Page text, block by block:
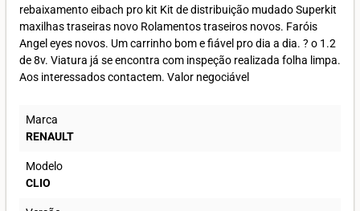
rebaixamento eibach pro kit Kit de distribuição mudado Superkit
maxilhas traseiras novo Rolamentos traseiros novos. Faróis
Angel eyes novos. Um carrinho bom e fiável pro dia a dia. ? o 1.2
de 8v. Viatura já se encontra com inspeção realizada folha limpa.
Aos interessados contactem. Valor negociável
Marca
RENAULT
Modelo
CLIO